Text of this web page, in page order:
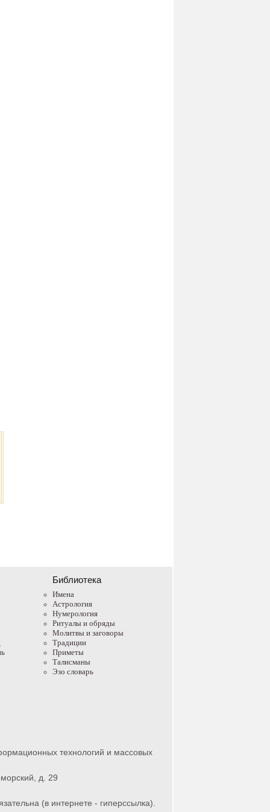
Библиотека
Имена
Астрология
Нумерология
Ритуалы и обряды
Молитвы и заговоры
Традиции
Приметы
Талисманы
Эзо словарь
технологий и массовых
д. 29
(в интернете - гиперссылка).